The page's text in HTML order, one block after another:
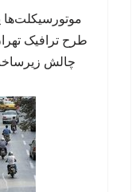
موتورسیکلت‌ها
طرح ترافیک
چالش